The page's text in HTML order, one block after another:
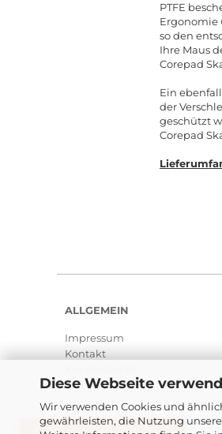
Diese Webseite
Wir verwenden Cookies und
gewährleisten, die Nutzung
PTFE
Ergonomie
so den
Ihre Maus
Corepad
Ein
der
geschützt
Corepad
ALLGEMEIN
Impressum
Kontakt
BESTELLUNG WIDERRUFEN